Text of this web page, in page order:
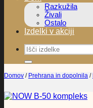
Razkužila
Živali
Ostalo
Izdelki v akciji
Išči:
Domov / Prehrana in dopolnila /